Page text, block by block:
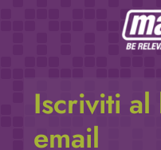
Iscriviti
email